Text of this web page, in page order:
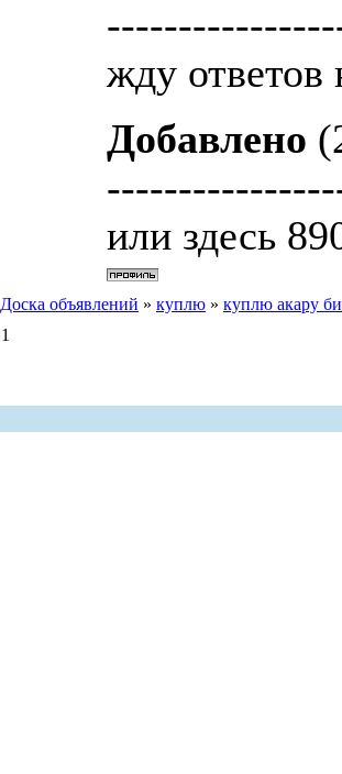
жду ответов
Добавлено
или здесь
Доска объявлений » куплю » куплю акару
1